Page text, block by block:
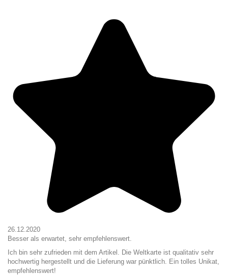
26.12.2020
Besser als erwartet, sehr empfehlenswert.
Ich bin sehr zufrieden mit dem Artikel. Die Weltkarte ist qualitativ sehr
hochwertig hergestellt und die Lieferung war pünktlich. Ein tolles Unikat,
empfehlenswert!